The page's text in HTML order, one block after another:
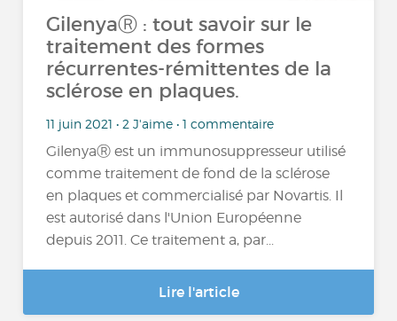
GilenyaⓇ : tout savoir sur le
traitement des formes
récurrentes-rémittentes de la
sclérose en plaques.
11 juin 2021 • 2 J'aime • 1 commentaire
GilenyaⓇ est un immunosuppresseur utilisé
comme traitement de fond de la sclérose
en plaques et commercialisé par Novartis. Il
est autorisé dans l'Union Européenne
depuis 2011. Ce traitement a, par...
Lire l'article